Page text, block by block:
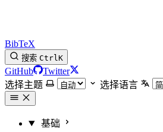
BibTeX
搜索 CtrlK
GitHub
Twitter
选择主题
选择语言
基础